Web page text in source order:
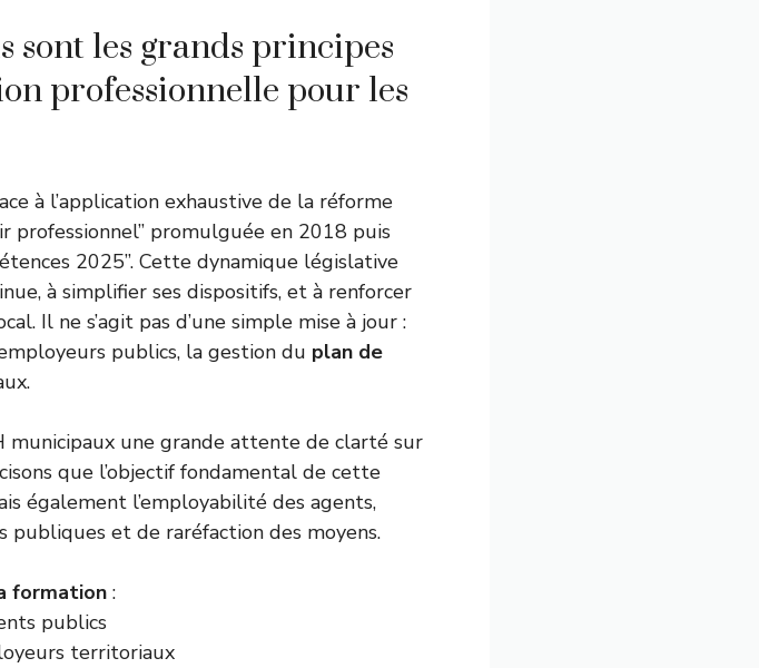
sont les grands principes
professionnelle pour les
à l’application exhaustive de la réforme
professionnel” promulguée en 2018 puis
2025”. Cette dynamique législative
à simplifier ses dispositifs, et à renforcer
Il ne s’agit pas d’une simple mise à jour :
publics, la gestion du plan de
municipaux une grande attente de clarté sur
que l’objectif fondamental de cette
également l’employabilité des agents,
publiques et de raréfaction des moyens.
formation :
publics
territoriaux